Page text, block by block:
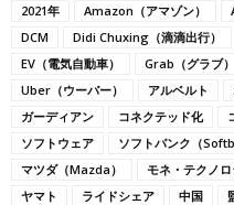
2021年 Amazon（アマゾン）
DCM
Didi Chuxing（滴滴出行）
EV（電気自動車）
Grab（グラブ）
Uber（ウーバー）
アルベルト
ガーディアン
コネクテッド化
ソフトウェア
ソフトバンク（
マツダ（Mazda）
モネ・テクノ
ヤマト
ライドシェア 中国